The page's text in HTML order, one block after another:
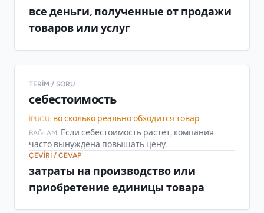
все деньги, полученные от продажи
товаров или услуг
TERIM / SORU
себестоимость
İPUCU: во сколько реально обходится товар
BAĞLAM: Если себестоимость растёт, компания
часто вынуждена повышать цену.
ÇEVIRI / CEVAP
затраты на производство или
приобретение единицы товара